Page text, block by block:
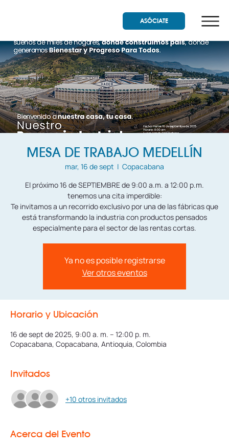
ASÓCIATE
MESA DE TRABAJO MEDELLÍN
mar, 16 de sept
  |
Copacabana
El próximo 16 de SEPTIEMBRE de 9:00 a.m. a 12:00 p.m.
tenemos una cita imperdible:
Te invitamos a un recorrido exclusivo por una de las fábricas que
está transformando la industria con productos pensados
especialmente para el sector de las rentas cortas.
Ya no es posible registrarse
Ver otros eventos
Horario y Ubicación
16 de sept de 2025, 9:00 a. m. – 12:00 p. m.
Copacabana, Copacabana, Antioquia, Colombia
Invitados
+10 otros invitados
Acerca del Evento